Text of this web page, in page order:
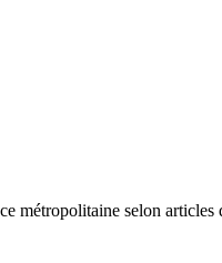
métropolitaine selon articles